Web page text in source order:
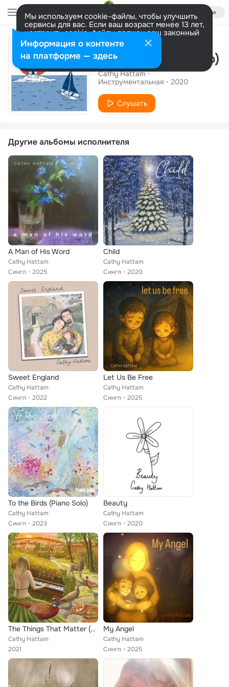
Войти
Мы используем cookie-файлы, чтобы улучшить
сервисы для вас. Если ваш возраст менее 13 лет,
настроить cookie-файлы должен ваш законный
представитель. Больше информации
Разрешить все Настроить
Сингл
The Sea (Piano Solo)
Cathy Hattam
Инструментальная
2020
Слушать
Другие альбомы исполнителя
A Man of His Word
Cathy Hattam
Сингл
2025
Child
Cathy Hattam
Сингл
2020
Sweet England
Cathy Hattam
Сингл
2022
Let Us Be Free
Cathy Hattam
Сингл
2025
To the Birds (Piano Solo)
Cathy Hattam
Сингл
2023
Beauty
Cathy Hattam
Сингл
2020
The Things That Matter (Piano Solos)
Cathy Hattam
2021
My Angel
Cathy Hattam
Сингл
2025
Информация о контенте
на платформе — здесь